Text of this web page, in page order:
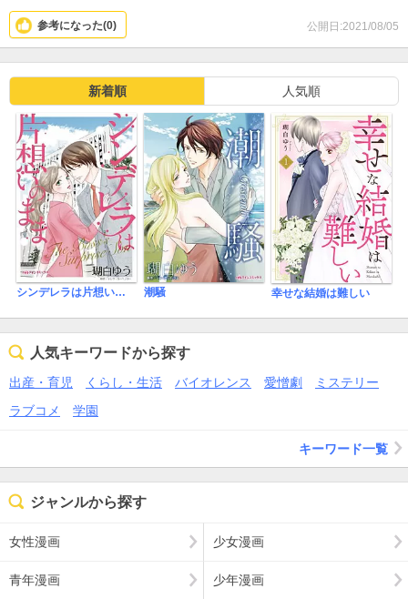
公開日:2021/08/05
参考になった(0)
新着順 人気順
シンデレラは片想いのまま 潮騒 幸せな結婚は難しい
人気キーワードから探す
出産・育児 くらし・生活 バイオレンス 愛憎劇
ミステリー
ラブコメ
学園
キーワード一覧
ジャンルから探す
女性漫画 少女漫画
青年漫画 少年漫画